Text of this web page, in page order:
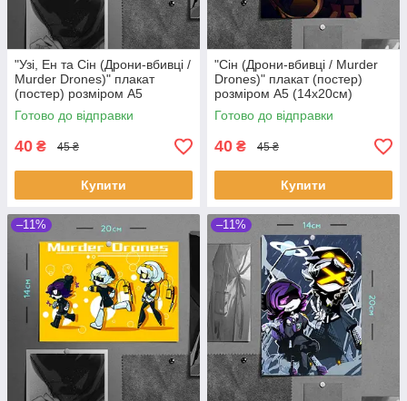
"Узі, Ен та Сін (Дрони-вбивці /
Murder Drones)" плакат
(постер) розміром А5
(20х14см)
Готово до відправки
40 ₴ 45 ₴
Купити
"Сін (Дрони-вбивці / Murder
Drones)" плакат (постер)
розміром А5 (14х20см)
Готово до відправки
40 ₴ 45 ₴
Купити
–11% –11%